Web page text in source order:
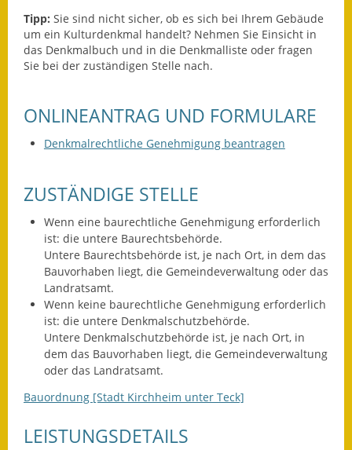
Landesstraße
Kreisstraße
Umleitungsplan
Ausweichfahrplan
Stellenausschreibungen
Zahlen und Fakten
Rathaus
Bauhof Notzingen
Behördenadressen
Tipp: Sie sind nicht sicher, ob es sich bei Ihrem Gebäude
um ein Kulturdenkmal handelt? Nehmen Sie Einsicht in
das Denkmalbuch und in die Denkmalliste oder fragen
Sie bei der zuständigen Stelle nach.
ONLINEANTRAG UND FORMULARE
Denkmalrechtliche Genehmigung beantragen
ZUSTÄNDIGE STELLE
Wenn eine baurechtliche Genehmigung erforderlich
ist: die untere Baurechtsbehörde.
Untere Baurechtsbehörde ist, je nach Ort, in dem das
Bauvorhaben liegt, die Gemeindeverwaltung oder das
Landratsamt.
Wenn keine baurechtliche Genehmigung erforderlich
ist: die untere Denkmalschutzbehörde.
Untere Denkmalschutzbehörde ist, je nach Ort, in
dem das Bauvorhaben liegt, die Gemeindeverwaltung
oder das Landratsamt.
Bauordnung [Stadt Kirchheim unter Teck]
LEISTUNGSDETAILS